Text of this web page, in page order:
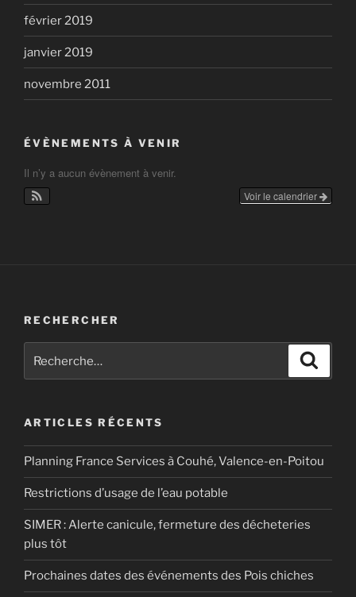
février 2019
janvier 2019
novembre 2011
ÉVÈNEMENTS À VENIR
Il n’y a aucun évènement à venir.
Voir le calendrier
RECHERCHER
pour
ARTICLES RÉCENTS
Planning France Services à Couhé, Valence-en-Poitou
Restrictions d’usage de l’eau potable
SIMER : Alerte canicule, fermeture des décheteries
plus tôt
Prochaines dates des événements des Pois chiches